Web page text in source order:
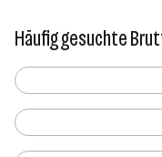
Häufig gesuchte